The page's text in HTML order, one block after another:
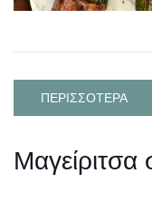
ΠΕΡΙΣΣΟΤΕΡΑ